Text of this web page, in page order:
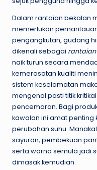
Dalam rantaian bekalan
memerlukan
pengangkutan, gudang
dikenali sebagai rantaian
naik turun secara
kemerosotan kualiti
sistem keselamatan
mengenal pasti titik
pencemaran. Bagi
kawalan ini amat penting
perubahan suhu.
sayuran, pembekuan
serta warna semula jadi
dimasak kemudian.